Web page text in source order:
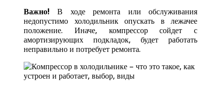
Важно! В ходе ремонта или обслуживания
недопустимо холодильник опускать в лежачее
положение. Иначе, компрессор сойдет с
амортизирующих подкладок, будет работать
неправильно и потребует ремонта.